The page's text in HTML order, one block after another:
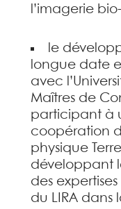
l’imagerie
le
longue date
avec
Maîtres de
participant à
coopération
physique
développant
des
du LIRA dans